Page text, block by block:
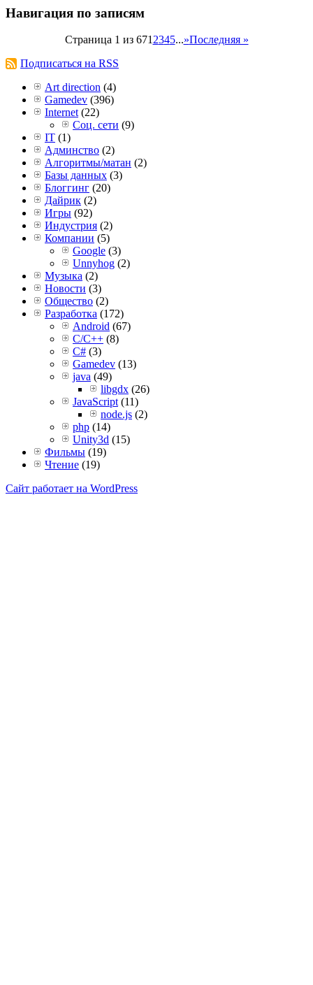
Навигация по записям
Страница 1 из 671 2345...»Последняя »
Подписаться на RSS
Art direction (4)
Gamedev (396)
Internet (22)
Соц. сети (9)
IT (1)
Админство (2)
Алгоритмы/матан (2)
Базы данных (3)
Блоггинг (20)
Дайрик (2)
Игры (92)
Индустрия (2)
Компании (5)
Google (3)
Unnyhog (2)
Музыка (2)
Новости (3)
Общество (2)
Разработка (172)
Android (67)
C/C++ (8)
C# (3)
Gamedev (13)
java (49)
libgdx (26)
JavaScript (11)
node.js (2)
php (14)
Unity3d (15)
Фильмы (19)
Чтение (19)
Сайт работает на WordPress